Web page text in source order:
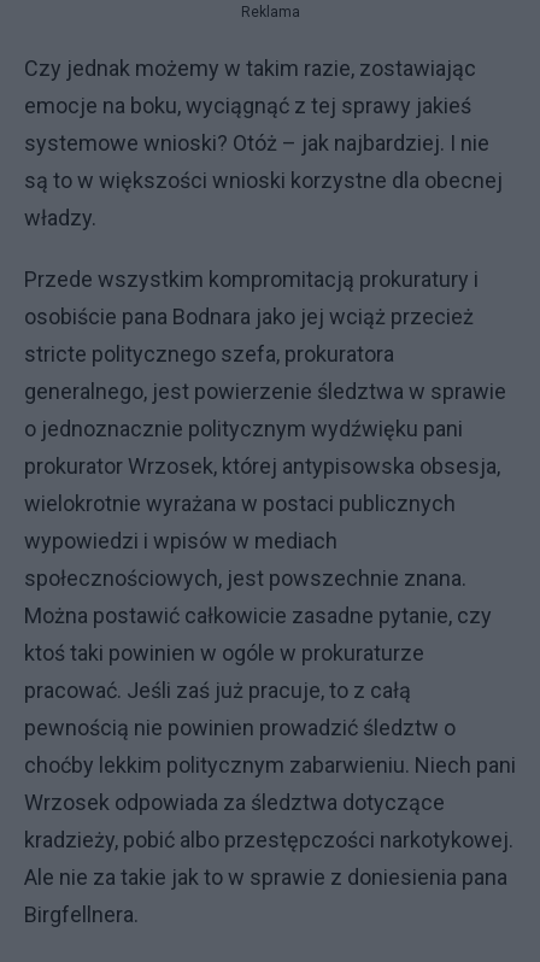
Reklama
Czy jednak możemy w takim razie, zostawiając
emocje na boku, wyciągnąć z tej sprawy jakieś
systemowe wnioski? Otóż – jak najbardziej. I nie
są to w większości wnioski korzystne dla obecnej
władzy.
Przede wszystkim kompromitacją prokuratury i
osobiście pana Bodnara jako jej wciąż przecież
stricte politycznego szefa, prokuratora
generalnego, jest powierzenie śledztwa w sprawie
o jednoznacznie politycznym wydźwięku pani
prokurator Wrzosek, której antypisowska obsesja,
wielokrotnie wyrażana w postaci publicznych
wypowiedzi i wpisów w mediach
społecznościowych, jest powszechnie znana.
Można postawić całkowicie zasadne pytanie, czy
ktoś taki powinien w ogóle w prokuraturze
pracować. Jeśli zaś już pracuje, to z całą
pewnością nie powinien prowadzić śledztw o
choćby lekkim politycznym zabarwieniu. Niech pani
Wrzosek odpowiada za śledztwa dotyczące
kradzieży, pobić albo przestępczości narkotykowej.
Ale nie za takie jak to w sprawie z doniesienia pana
Birgfellnera.